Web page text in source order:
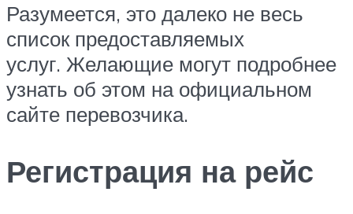
Разумеется, это далеко не весь
список предоставляемых
услуг. Желающие могут подробнее
узнать об этом на официальном
сайте перевозчика.
Регистрация на рейс